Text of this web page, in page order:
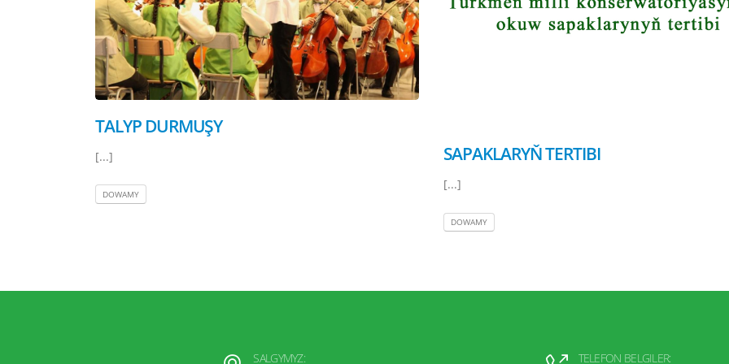
TALYP DURMUŞY
[...]
DOWAMY
SAPAKLARYŇ TERTIBI
[...]
DOWAMY
SALGYMYZ: TELEFON BELGILER: